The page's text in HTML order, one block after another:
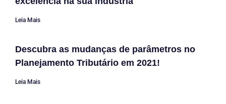
Leia Mais
Descubra as mudanças de parâmetros no
Planejamento Tributário em 2021!
Leia Mais